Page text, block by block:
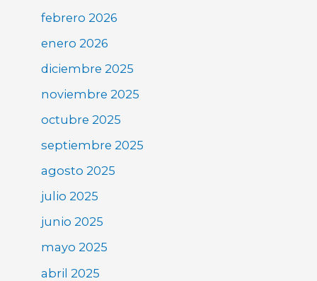
febrero 2026
enero 2026
diciembre 2025
noviembre 2025
octubre 2025
septiembre 2025
agosto 2025
julio 2025
junio 2025
mayo 2025
abril 2025